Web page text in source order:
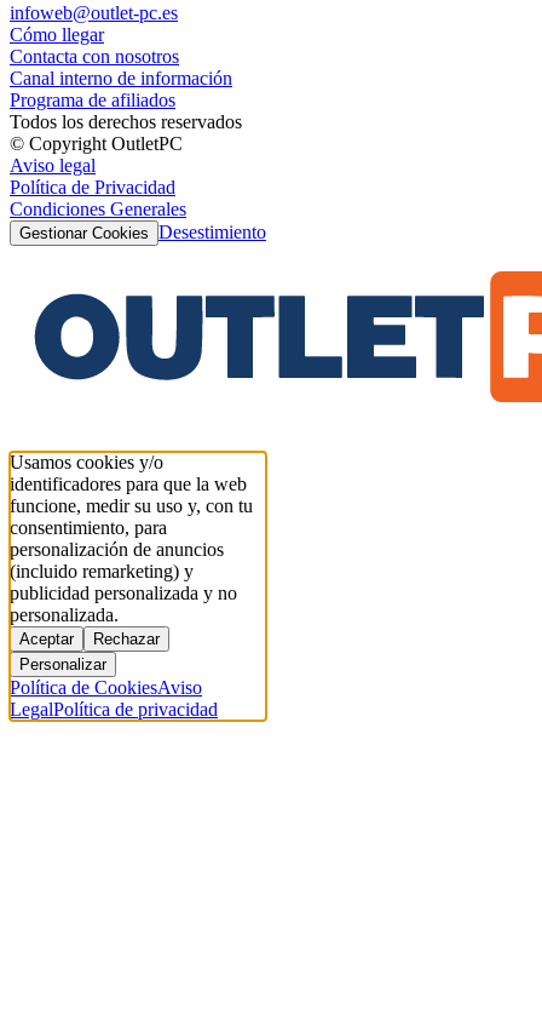
infoweb@outlet-pc.es
Cómo llegar
Contacta con nosotros
Canal interno de información
Programa de afiliados
Todos los derechos reservados
© Copyright OutletPC
Aviso legal
Política de Privacidad
Condiciones Generales
Gestionar Cookies Desestimiento
Usamos cookies y/o
identificadores para que la web
funcione, medir su uso y, con tu
consentimiento, para
personalización de anuncios
(incluido remarketing) y
publicidad personalizada y no
personalizada.
Aceptar
Rechazar
Personalizar
Política de CookiesAviso
LegalPolítica de privacidad